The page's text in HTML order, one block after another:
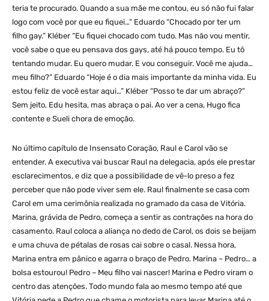
teria te procurado. Quando a sua mãe me contou, eu só não fui falar
logo com você por que eu fiquei…” Eduardo “Chocado por ter um
filho gay.” Kléber “Eu fiquei chocado com tudo. Mas não vou mentir,
você sabe o que eu pensava dos gays, até há pouco tempo. Eu tô
tentando mudar. Eu quero mudar. E vou conseguir. Você me ajuda…
meu filho?” Eduardo “Hoje é o dia mais importante da minha vida. Eu
estou feliz de você estar aqui…” Kléber “Posso te dar um abraço?”
Sem jeito, Edu hesita, mas abraça o pai. Ao ver a cena, Hugo fica
contente e Sueli chora de emoção.
No último capítulo de Insensato Coração, Raul e Carol vão se
entender. A executiva vai buscar Raul na delegacia, após ele prestar
esclarecimentos, e diz que a possibilidade de vê-lo preso a fez
perceber que não pode viver sem ele. Raul finalmente se casa com
Carol em uma cerimônia realizada no gramado da casa de Vitória.
Marina, grávida de Pedro, começa a sentir as contrações na hora do
casamento. Raul coloca a aliança no dedo de Carol, os dois se beijam
e uma chuva de pétalas de rosas cai sobre o casal. Nessa hora,
Marina entra em pânico e agarra o braço de Pedro. Marina – Pedro… a
bolsa estourou! Pedro – Meu filho vai nascer! Marina e Pedro viram o
centro das atenções. Todo mundo fala ao mesmo tempo até que